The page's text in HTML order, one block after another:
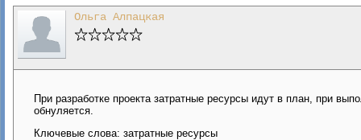
Ольга Алпацкая
При разработке проекта затратные ресурсы идут в план, при
обнуляется.
Ключевые слова: затратные ресурсы